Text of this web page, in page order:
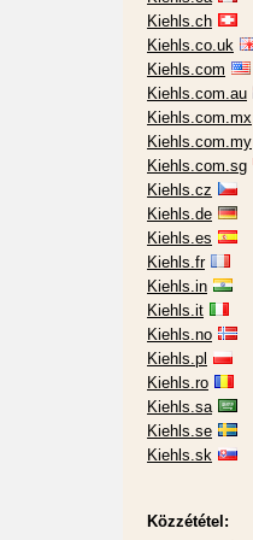
Kiehls.ch
Kiehls.co.uk
Kiehls.com
Kiehls.com.au
Kiehls.com.mx
Kiehls.com.my
Kiehls.com.sg
Kiehls.cz
Kiehls.de
Kiehls.es
Kiehls.fr
Kiehls.in
Kiehls.it
Kiehls.no
Kiehls.pl
Kiehls.ro
Kiehls.sa
Kiehls.se
Kiehls.sk
Közzététel: